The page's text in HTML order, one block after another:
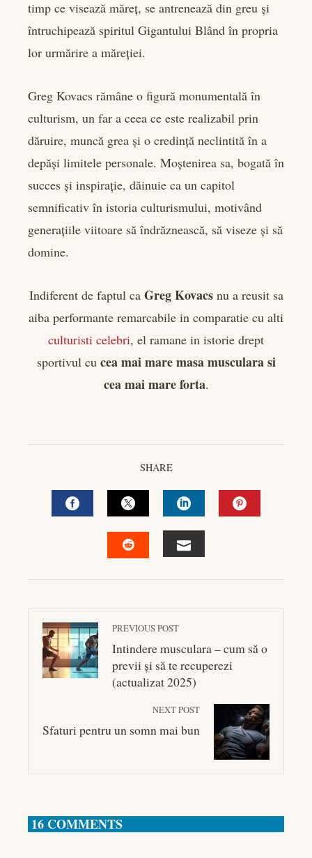
timp ce visează măreț, se antrenează din greu și
întruchipează spiritul Gigantului Blând în propria
lor urmărire a măreției.
Greg Kovacs rămâne o figură monumentală în
culturism, un far a ceea ce este realizabil prin
dăruire, muncă grea și o credință neclintită în a
depăși limitele personale. Moștenirea sa, bogată în
succes și inspirație, dăinuie ca un capitol
semnificativ în istoria culturismului, motivând
generațiile viitoare să îndrăznească, să viseze și să
domine.
Indiferent de faptul ca Greg Kovacsnu a reusit sa
aiba performante remarcabile in comparatie cu alti
culturisti celebri, el ramane in istorie drept
sportivul cu cea mai mare masa musculara si
cea mai mare forta.
SHARE
FACEBOOKTWITTERLINKEDIN
PREVIOUS POST
Intindere musculara – cum să o
previi și să te recuperezi
(actualizat 2025)
NEXT POST
Sfaturi pentru un somn mai bun
16 COMMENTS